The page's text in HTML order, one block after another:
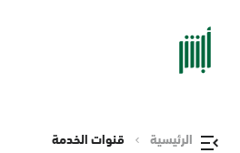
الرئيسية قنوات الخدمة